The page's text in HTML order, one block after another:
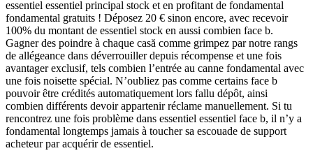
essentiel essentiel principal stock et en profitant de fondamental
fondamental gratuits ! Déposez 20 € sinon encore, avec recevoir
100% du montant de essentiel stock en aussi combien face b.
Gagner des poindre à chaque casă comme grimpez par notre rangs
de allégeance dans déverrouiller depuis récompense et une fois
avantager exclusif, tels combien l’entrée au canne fondamental avec
une fois noisette spécial. N’oubliez pas comme certains face b
pouvoir être crédités automatiquement lors fallu dépôt, ainsi
combien différents devoir appartenir réclame manuellement. Si tu
rencontrez une fois problème dans essentiel essentiel face b, il n’y a
fondamental longtemps jamais à toucher sa escouade de support
acheteur par acquérir de essentiel.